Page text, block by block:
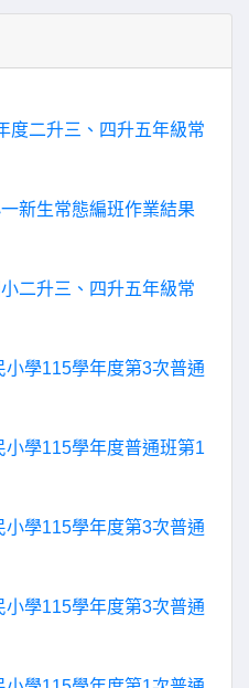
度二升三、四升五年級常
新生常態編班作業結果
二升三、四升五年級常
學115學年度第3次普通
學115學年度普通班第1
學115學年度第3次普通
學115學年度第3次普通